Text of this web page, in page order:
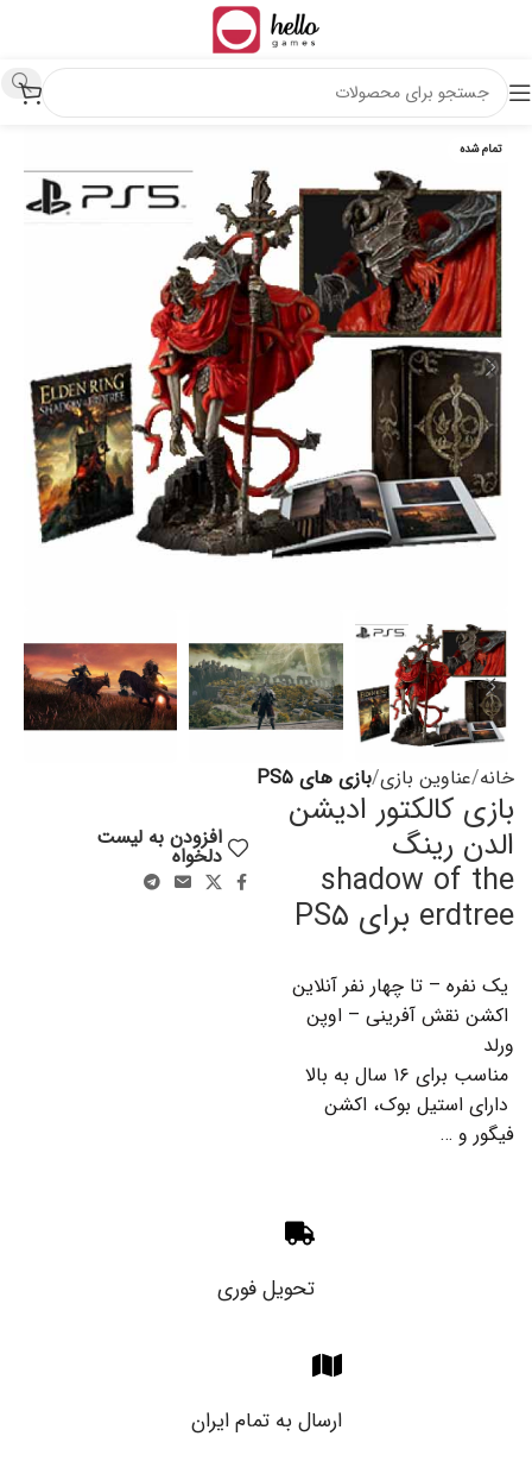
تمام شده
خانه عناوین بازی بازی های PS۵
بازی کالکتور ادیشن
الدن رینگ
shadow of the
erdtree برای PS۵
یک نفره – تا چهار نفر آنلاین
اکشن نقش آفرینی – اوپن
ورلد
مناسب برای ۱۶ سال به بالا
دارای استیل بوک، اکشن
فیگور و …
افزودن به لیست
دلخواه
تحویل فوری
ارسال به تمام ایران